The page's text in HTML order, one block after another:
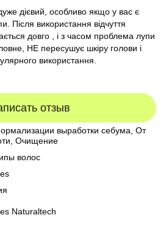
дієвий, особливо якщо у вас є
Після використання відчуття
довго , і з часом проблема лупи
НЕ пересушує шкіру голови і
використання.
отзыв
выработки себума, От
Очищение
волос
Naturaltech